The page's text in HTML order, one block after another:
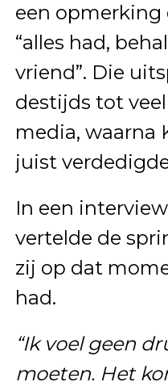
een opmerking
“alles had,
vriend”. Die
destijds tot
media, waarna
juist
In een
vertelde de
zij op dat
had.
“Ik voel geen
moeten. Het